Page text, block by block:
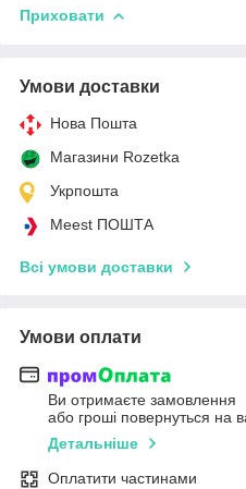
Приховати
Умови доставки
Нова Пошта
Магазини Rozetka
Укрпошта
Meest ПОШТА
Всі умови доставки
Умови оплати
Ви отримаєте замовлення
або гроші повернуться на
Детальніше
Оплатити частинами